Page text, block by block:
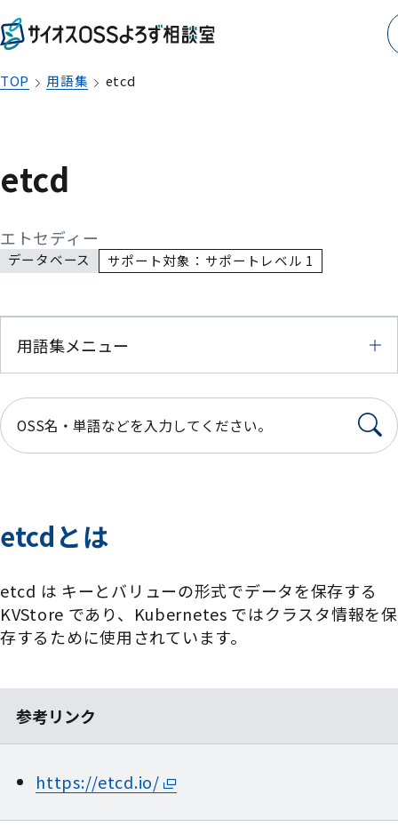
TOP 用語集 etcd
etcd
エトセディー
データベース サポート対象：サポートレベル 1
用語集メニュー
etcdとは
etcd は キーとバリューの形式でデータを保存する
KVStore であり、Kubernetes ではクラスタ情報を保
存するために使用されています。
参考リンク
https://etcd.io/